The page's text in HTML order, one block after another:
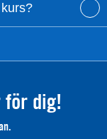
för dig!